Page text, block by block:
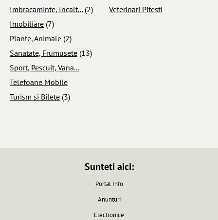
Imbracaminte, Incalt... (2)
Imobiliare (7)
Plante, Animale (2)
Sanatate, Frumusete (13)
Sport, Pescuit, Vana...
Telefoane Mobile
Turism si Bilete (3)
Veterinari Pitesti
Sunteti aici:
Portal Info
Anunturi
Electronice